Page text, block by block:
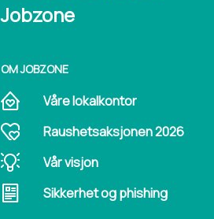
Jobzone
OM JOBZONE
Våre lokalkontor
Raushetsaksjonen 2026
Vår visjon
Sikkerhet og phishing